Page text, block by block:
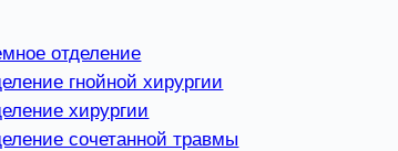
отделение
гнойной хирургии
хирургии
сочетанной травмы